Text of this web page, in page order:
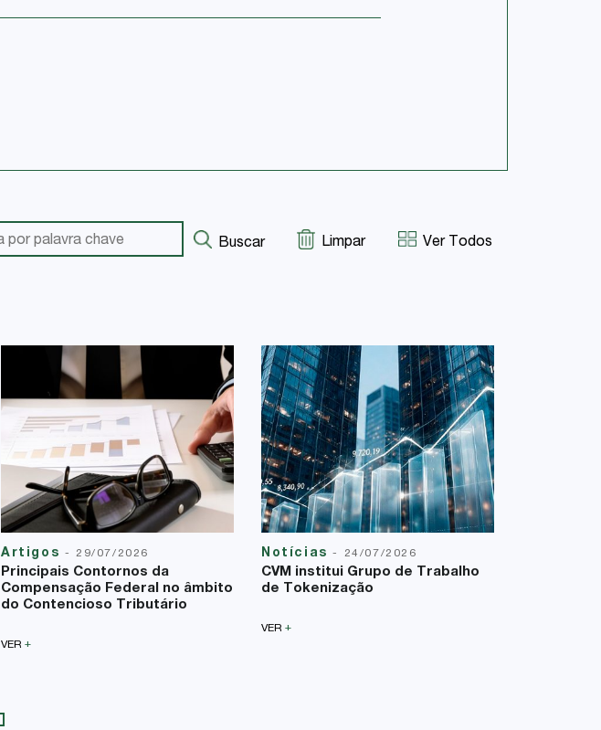
Buscar Limpar Ver Todos
Artigos - 29/07/2026
Principais Contornos da
Compensação Federal no âmbito
do Contencioso Tributário
VER +
Notícias- 24/07/2026
CVM institui Grupo de Trabalho
de Tokenização
VER +